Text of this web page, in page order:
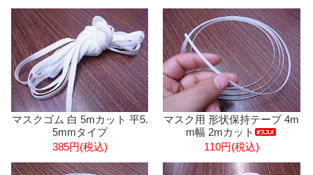
マスクゴム 白 5mカット 平5.
5mmタイプ
385円(税込)
マスク用 形状保持テープ 4m
m幅 2mカット
110円(税込)